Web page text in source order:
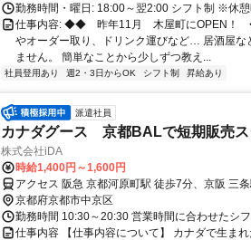
勤務時間・曜日: 18:00～翌2:00 シフト制 ※休
仕事内容: ◆◆ 昨年11月 木屋町にOPEN！
やオーダー取り、ドリンク運びなど… 居酒屋な
ません。 簡単なことから少しずつ教え...
社員登用あり 週2・3日からOK シフト制 昇給あり
派遣社員
カナダグース 京都BALで短期販売ス
株式会社iDA
時給1,400円～1,600円
アクセス 阪急 京都河原町駅 徒歩7分、京阪 三
京都府京都市中京区
勤務時間 10:30～20:30 営業時間に合わせたシ
仕事内容 【仕事内容について】 カナダで生ま